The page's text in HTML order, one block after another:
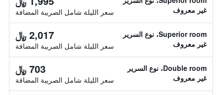
غير معروف
سعر الليلة شامل الصريبة المضافة
Superior room، نوع السرير
غير معروف
2,017 ﷼
سعر الليلة شامل الصريبة المضافة
Double room، نوع السرير
غير معروف
703 ﷼
سعر الليلة شامل الصريبة المضافة